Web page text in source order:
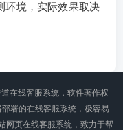
环境，实际效果取决
在线客服系统，软件著作权
署的在线客服系统，极容易
网页在线客服系统，致力于帮